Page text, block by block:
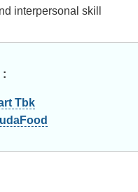
interpersonal skill
:
Tbk